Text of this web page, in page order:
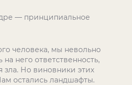
— принципиальное
человека, мы невольно
него ответственность,
зла. Но виновники этих
остались ландшафты.